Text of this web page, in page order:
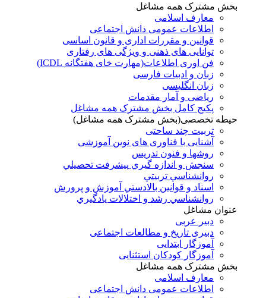
بخش مشترک همه مشاغل
معارف اسلامی
اطلاعات عمومی دانش اجتماعی
قوانین و مقررات اداری و قانون اساسی
توانایی های ذهنی و ویژگی های رفتاری
فن اوری اطلاعات(مهارت خای هفتگانه ICDL)
زبان و ادبیات فارسی
زبان انگلیسی
ریاضی و آمار مقدمات
پکیج کامل بخش مشترک همه مشاغل
حیطه تخصصی(بخش مشترک همه مشاغل)
تربیت چند ساحتی
آشنایی با فناوری های نوین آموزشی
روشها و فنون تدريس
سنجش و اندازه گيري پيشرفت تحصيلي
روانشناسي تربيتي
اسناد و قوانين بالادستي آموزش و پرورش
روانشناسي رشد و اختلالات يادگيري
عنوان مشاغل
دبير عربی
دبیری تاریخ و مطالعات اجتماعی
آموزگار ابتدایی
آموزگار کودکان استثنایی
بخش مشترک همه مشاغل
معارف اسلامی
اطلاعات عمومی دانش اجتماعی